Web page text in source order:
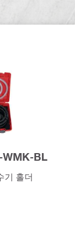
WMK-BL
기 홀더